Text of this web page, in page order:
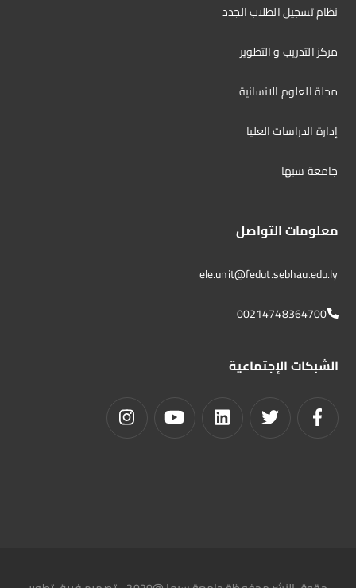
نظام تسجيل الطلاب الجدد
مركز التدريب و التطوير
مجلة العلوم الانسانية
إدارة الدراسات العليا
جامعة سبها
معلومات التواصل
ele.unit@fedut.sebhau.edu.ly
00214748364700
الشبكات الإجتماعية